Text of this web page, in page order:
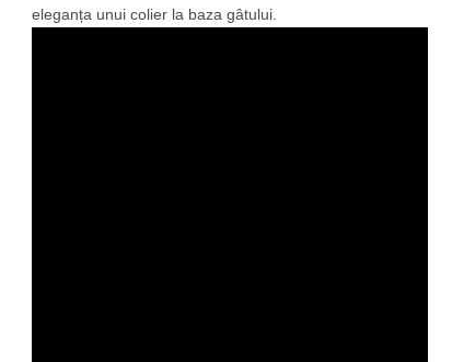
eleganța unui colier la baza gâtului.